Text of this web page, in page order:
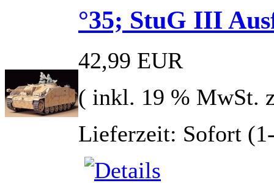
°35; StuG III
42,99 EUR
( inkl. 19 % MwSt.
Lieferzeit: Sofort